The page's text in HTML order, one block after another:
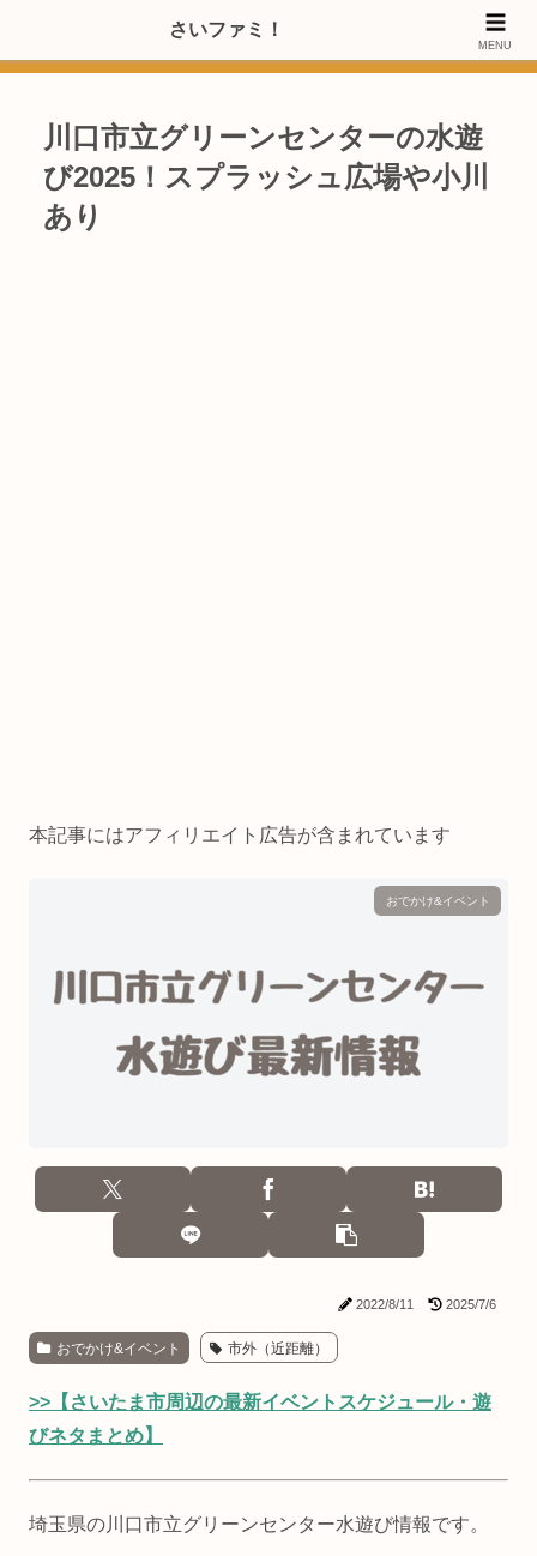
>>【PRのご協力内容更新しました】さいたま市のファミリー世代・20～
川口市立グリーンセンターの水遊
び2025！スプラッシュ広場や小川
あり
本記事にはアフィリエイト広告が含まれています
おでかけ&イベント
2022/8/11 2025/7/6
おでかけ&イベント 市外（近距離）
>>【さいたま市周辺の最新イベントスケジュール・遊
びネタまとめ】
埼玉県の川口市立グリーンセンター水遊び情報です。
さいファミ！
MENU